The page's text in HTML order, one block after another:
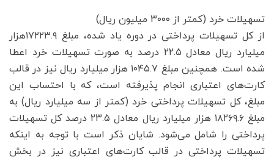
تسهیلات خرد (کمتر از ۳۰۰۰ میلیون ریال)
از کل تسهیلات پرداختی در دوره یاد شده، مبلغ ۱۷۲۲۳.۹هزار
میلیارد ریال معادل ۲۲.۵ درصد به صورت تسهیلات خرد اعطا
شده است. همچنین مبلغ ۱۰۴۵.۷ هزار میلیارد ریال نیز در قالب
کارت‌های اعتباری انجام پذیرفته است، که با احتساب این
مبلغ، کل تسهیلات پرداختی خرد (کمتر از سه میلیارد ریال) به
مبلغ ۱۸۲۶۹.۶ هزار میلیارد ریال معادل ۲۳.۵ درصد کل تسهیلات
پرداختی را شامل می‌شود. شایان ذکر است با توجه به اینکه
تسهیلات پرداختی در قالب کارت‌های اعتباری نیز در بخش